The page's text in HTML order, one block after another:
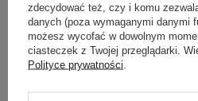
Pokaż więcej wpisów zStyczeń 2021
zdecydować też, czy i komu
danych (poza wymaganymi danymi
możesz wycofać w dowolnym
ciasteczek z Twojej przeglądarki.
Polityce prywatności